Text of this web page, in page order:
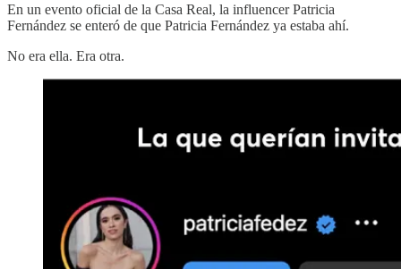
En un evento oficial de la Casa Real, la influencer Patricia
Fernández se enteró de que Patricia Fernández ya estaba ahí.
No era ella. Era otra.